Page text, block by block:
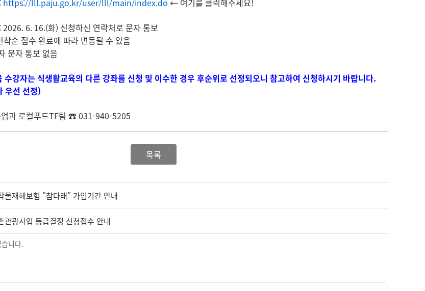
6. 16.(화) 신청하신 연락처로 문자 통보
순 접수 완료에 따라 변동될 수 있음
문자 통보 없음
강자는 식생활교육의 다른 강좌를 신청 및 이수한 경우 후순위로 선정되오니 참고하여 신청하시기 바랍니다.
우선 선정)
과 로컬푸드TF팀 ☎ 031-940-5205
목록
물재해보험 "참다래" 가입기간 안내
관광사업 등급결정 신청접수 안내
니다.